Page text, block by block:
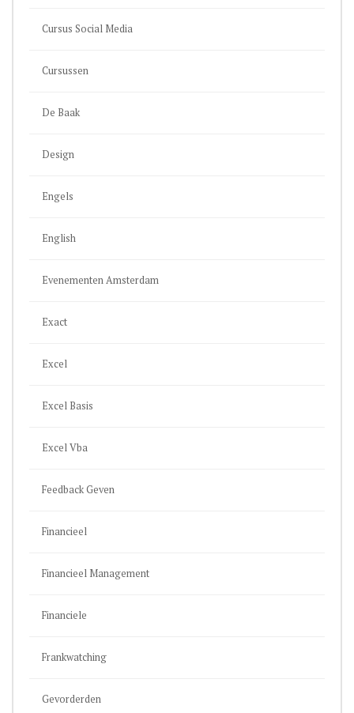
Cursus Social Media
Cursussen
De Baak
Design
Engels
English
Evenementen Amsterdam
Exact
Excel
Excel Basis
Excel Vba
Feedback Geven
Financieel
Financieel Management
Financiele
Frankwatching
Gevorderden